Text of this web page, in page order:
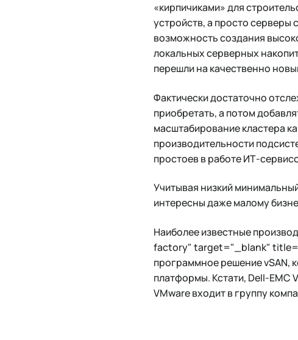
«кирпичиками» для
устройств, а просто серверы
возможность создания
локальных серверных
перешли на качественно
Фактически достаточно
приобретать, а потом
масштабирование кластера
производительности
простоев в работе ИТ-
Учитывая низкий
интересны даже малому
Наиболее известные
factory" target="_blank"
программное решение vSAN,
платформы. Кстати, Dell-EMC
VMware входит в группу